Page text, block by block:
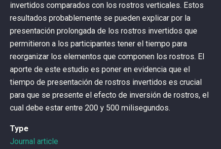
invertidos comparados con los rostros verticales. Estos
resultados probablemente se pueden explicar por la
presentación prolongada de los rostros invertidos que
permitieron a los participantes tener el tiempo para
reorganizar los elementos que componen los rostros. El
aporte de este estudio es poner en evidencia que el
tiempo de presentación de rostros invertidos es crucial
para que se presente el efecto de inversión de rostros, el
cual debe estar entre 200 y 500 milisegundos.
Type
Journal article